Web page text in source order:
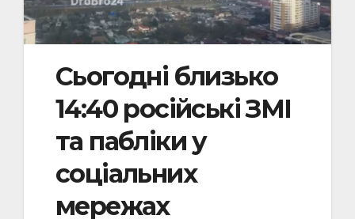
Сьогодні близько
14:40 російські ЗМІ
та пабліки у
соціальних
мережах